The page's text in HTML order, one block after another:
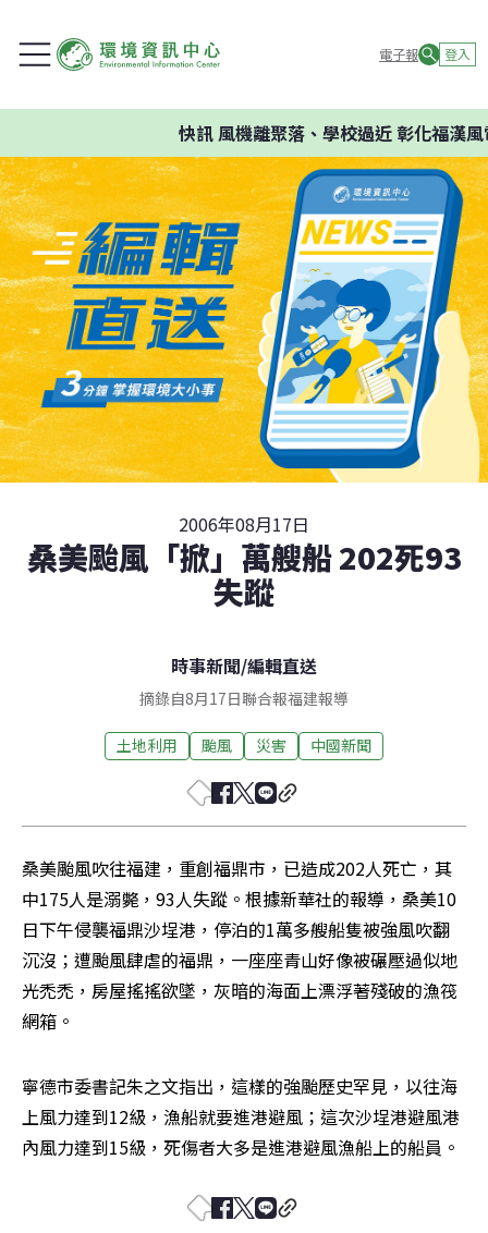
電子報 登入
快訊風機離聚落、學校過近 彰化福漢風
2006年08月17日
桑美颱風「掀」萬艘船 202死93
失蹤
時事新聞/編輯直送
摘錄自8月17日聯合報福建報導
土地利用 颱風 災害 中國新聞
桑美颱風吹往福建，重創福鼎市，已造成202人死亡，其
中175人是溺斃，93人失蹤。根據新華社的報導，桑美10
日下午侵襲福鼎沙埕港，停泊的1萬多艘船隻被強風吹翻
沉沒；遭颱風肆虐的福鼎，一座座青山好像被碾壓過似地
光禿禿，房屋搖搖欲墜，灰暗的海面上漂浮著殘破的漁筏
網箱。
寧德市委書記朱之文指出，這樣的強颱歷史罕見，以往海
上風力達到12級，漁船就要進港避風；這次沙埕港避風港
內風力達到15級，死傷者大多是進港避風漁船上的船員。